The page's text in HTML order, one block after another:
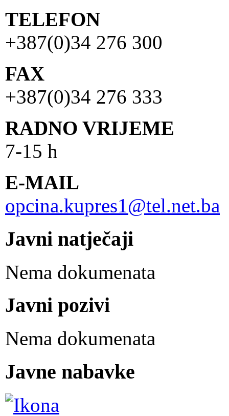
TELEFON
+387(0)34 276 300
FAX
+387(0)34 276 333
RADNO VRIJEME
7-15 h
E-MAIL
opcina.kupres1@tel.net.ba
Javni natječaji
Nema dokumenata
Javni pozivi
Nema dokumenata
Javne nabavke